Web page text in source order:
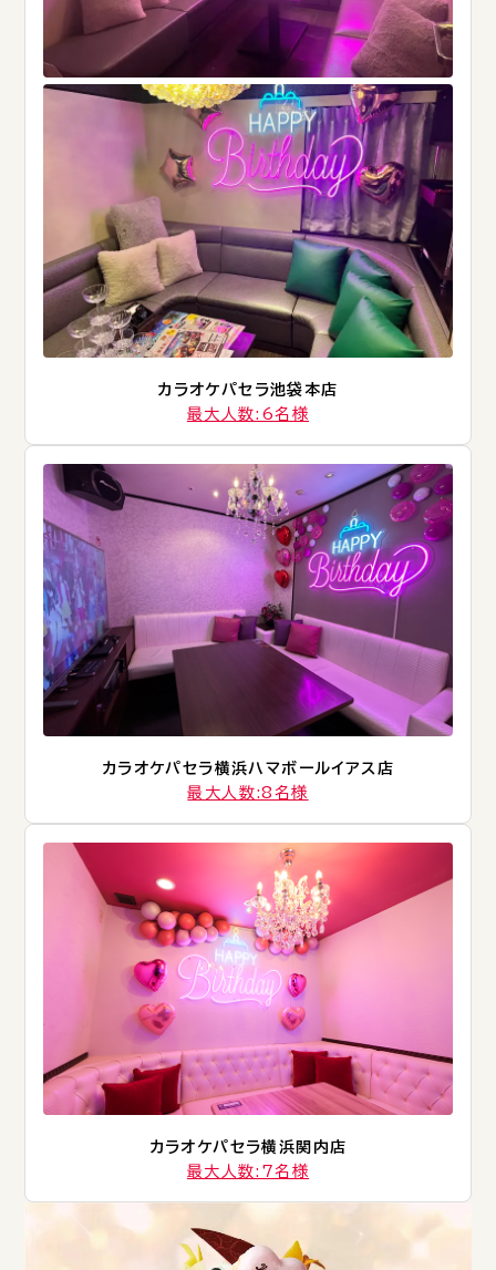
カラオケパセラ池袋本店
最大人数:6名様
カラオケパセラ横浜ハマボールイアス店
最大人数:8名様
カラオケパセラ横浜関内店
最大人数:7名様